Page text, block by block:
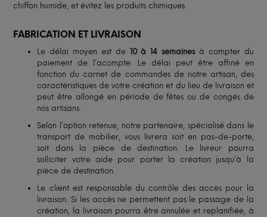
chiffon humide, et évitez les produits chimiques.
FABRICATION ET LIVRAISON
Le délai moyen est de 10 à 14 semainesà compter du
paiement de l’acompte. Le délai peut être affiné en
fonction du carnet de commandes de notre artisan, des
caractéristiques de votre création et du lieu de livraison et
peut être allongé en période de fêtes ou de congés de
nos artisans.
Selon l’option retenue, notre partenaire, spécialisé dans le
transport de mobilier, vous livrera soit en pas-de-porte,
soit dans la pièce de destination. Le livreur pourra
solliciter votre aide pour porter la création jusqu’à la
pièce de destination.
Le client est responsable du contrôle des accès pour la
livraison. Si les accès ne permettent pas le passage de la
création, la livraison pourra être annulée et replanifiée, à